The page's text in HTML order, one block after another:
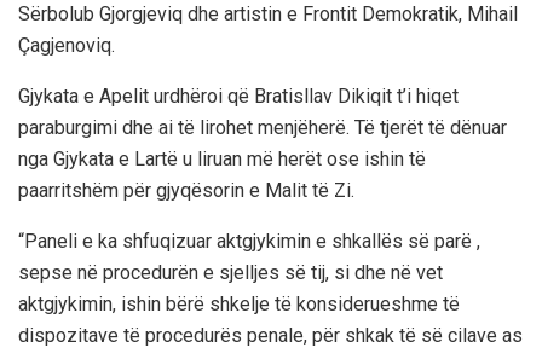
Sërbolub Gjorgjeviq dhe artistin e Frontit Demokratik, Mihail
Çagjenoviq.
Gjykata e Apelit urdhëroi që Bratisllav Dikiqit t’i hiqet
paraburgimi dhe ai të lirohet menjëherë. Të tjerët të dënuar
nga Gjykata e Lartë u liruan më herët ose ishin të
paarritshëm për gjyqësorin e Malit të Zi.
“Paneli e ka shfuqizuar aktgjykimin e shkallës së parë ,
sepse në procedurën e sjelljes së tij, si dhe në vet
aktgjykimin, ishin bërë shkelje të konsiderueshme të
dispozitave të procedurës penale, për shkak të së cilave as